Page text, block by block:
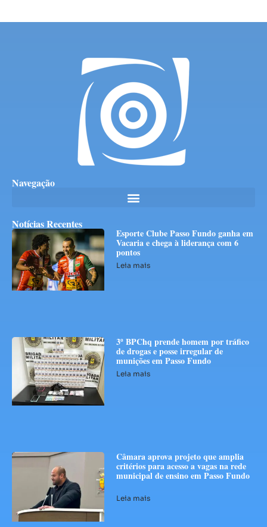
Navegação
Notícias Recentes
Esporte Clube Passo Fundo ganha em
Vacaria e chega à liderança com 6
pontos
Leia mais
3º BPChq prende homem por tráfico
de drogas e posse irregular de
munições em Passo Fundo
Leia mais
Câmara aprova projeto que amplia
critérios para acesso a vagas na rede
municipal de ensino em Passo Fundo
Leia mais